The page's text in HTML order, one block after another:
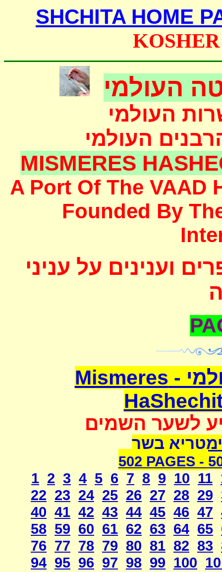
SHCHITA HOME
העולמי
העולמי
העולמי
MISMERES
A Port Of The VAAD
Founded By
וענינים על עניני
משמרת השחיטה העולמי - Mismeres
לשער השמים
בשר
502 PAGES -
1 2 3 4 5 6 7 8 9 10 11
22 23 24 25 26 27 28 29
40 41 42 43 44 45 46 47
58 59 60 61 62 63 64 65
76 77 78 79 80 81 82 83
94 95 96 97 98 99 100